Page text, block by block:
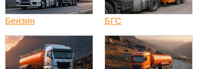
Бензин БГС